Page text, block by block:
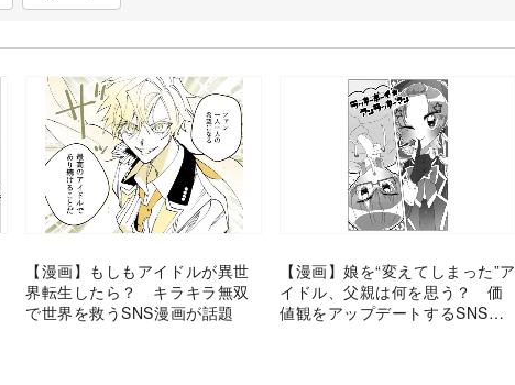
【漫画】もしもアイドルが異世
界転生したら？ キラキラ無双
で世界を救うSNS漫画が話題
【漫画】娘を“変えてしまった”ア
イドル、父親は何を思う？ 価
値観をアップデートするSNS漫